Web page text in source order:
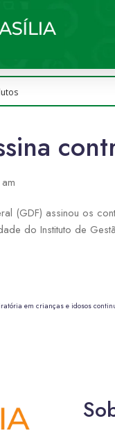
(GDF) assinou os
do Instituto de
em crianças e idosos